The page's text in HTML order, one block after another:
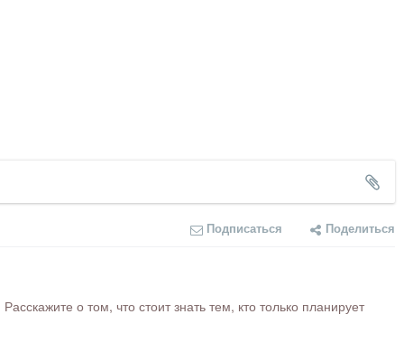
Подписаться Поделиться
о том, что стоит знать тем, кто только планирует